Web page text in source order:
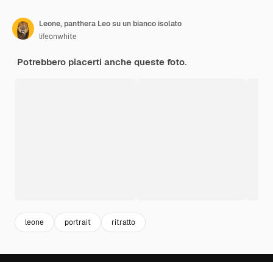
Leone, panthera Leo su un bianco isolato
lifeonwhite
Potrebbero piacerti anche queste foto.
leone portrait ritratto